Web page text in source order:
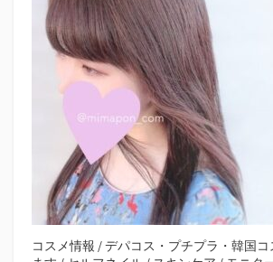
コスメ情報 / デパコス・プチプラ・韓国